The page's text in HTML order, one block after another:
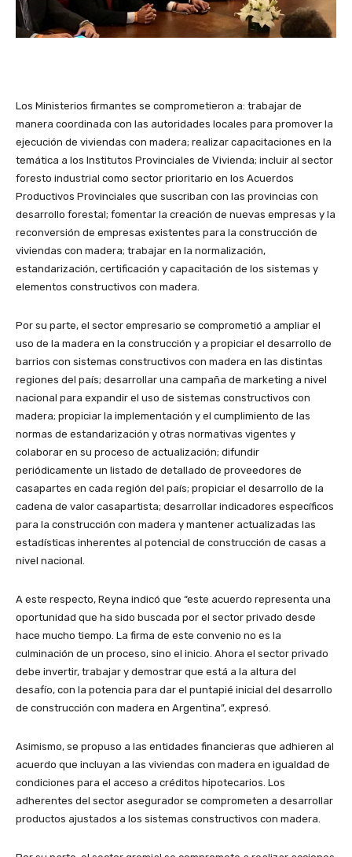
Los Ministerios firmantes se comprometieron a: trabajar de
manera coordinada con las autoridades locales para promover la
ejecución de viviendas con madera; realizar capacitaciones en la
temática a los Institutos Provinciales de Vivienda; incluir al sector
foresto industrial como sector prioritario en los Acuerdos
Productivos Provinciales que suscriban con las provincias con
desarrollo forestal; fomentar la creación de nuevas empresas y la
reconversión de empresas existentes para la construcción de
viviendas con madera; trabajar en la normalización,
estandarización, certificación y capacitación de los sistemas y
elementos constructivos con madera.
Por su parte, el sector empresario se comprometió a ampliar el
uso de la madera en la construcción y a propiciar el desarrollo de
barrios con sistemas constructivos con madera en las distintas
regiones del país; desarrollar una campaña de marketing a nivel
nacional para expandir el uso de sistemas constructivos con
madera; propiciar la implementación y el cumplimiento de las
normas de estandarización y otras normativas vigentes y
colaborar en su proceso de actualización; difundir
periódicamente un listado de detallado de proveedores de
casapartes en cada región del país; propiciar el desarrollo de la
cadena de valor casapartista; desarrollar indicadores específicos
para la construcción con madera y mantener actualizadas las
estadísticas inherentes al potencial de construcción de casas a
nivel nacional.
A este respecto, Reyna indicó que “este acuerdo representa una
oportunidad que ha sido buscada por el sector privado desde
hace mucho tiempo. La firma de este convenio no es la
culminación de un proceso, sino el inicio. Ahora el sector privado
debe invertir, trabajar y demostrar que está a la altura del
desafío, con la potencia para dar el puntapié inicial del desarrollo
de construcción con madera en Argentina”, expresó.
Asimismo, se propuso a las entidades financieras que adhieren al
acuerdo que incluyan a las viviendas con madera en igualdad de
condiciones para el acceso a créditos hipotecarios. Los
adherentes del sector asegurador se comprometen a desarrollar
productos ajustados a los sistemas constructivos con madera.